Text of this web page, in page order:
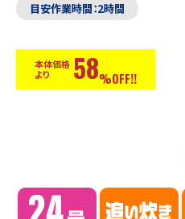
目安作業時間：2時間
本体価格
より
58%OFF!!